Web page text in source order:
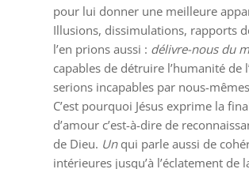
pour lui donner une meilleure
Illusions, dissimulations, rapports
l’en prions aussi : délivre-nous du
capables de détruire l’humanité de
serions incapables par nous-
C’est pourquoi Jésus exprime la
d’amour c’est-à-dire de
de Dieu. Unqui parle aussi de
intérieures jusqu’à l’éclatement